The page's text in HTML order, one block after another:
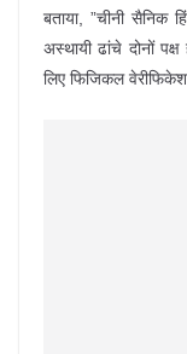
बताया, ”चीनी सैनिक
अस्थायी ढांचे दोनों
लिए फिजिकल